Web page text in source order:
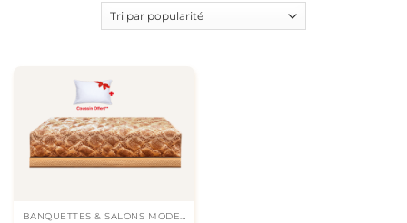
BANQUETTES & SALONS MODERNES